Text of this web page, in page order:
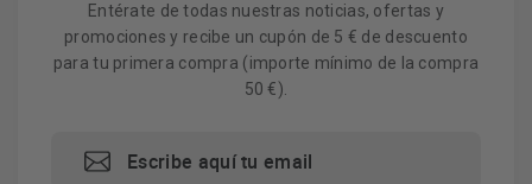
Entérate de todas nuestras noticias, ofertas y
promociones y recibe un cupón de 5 € de descuento
para tu primera compra (importe mínimo de la compra
50 €).